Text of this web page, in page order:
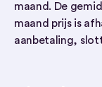
maand. De
maand prijs is
aanbetaling,